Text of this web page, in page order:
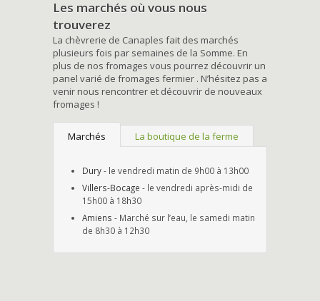
Les marchés où vous nous
trouverez
La chèvrerie de Canaples fait des marchés
plusieurs fois par semaines de la Somme. En
plus de nos fromages vous pourrez découvrir un
panel varié de fromages fermier . N’hésitez pas a
venir nous rencontrer et découvrir de nouveaux
fromages !
Marchés La boutique de la ferme
Dury- le vendredi matin de 9h00 à 13h00
Villers-Bocage - le vendredi après-midi de
15h00 à 18h30
Amiens - Marché sur l’eau, le samedi matin
de 8h30 à 12h30